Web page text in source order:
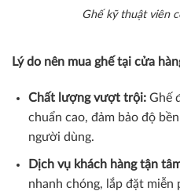
Ghế kỹ thuật viên
Lý do nên mua ghế tại cửa
Chất lượng vượt trội:Ghế
chuẩn cao, đảm bảo độ
người dùng.
Dịch vụ khách hàng tận
nhanh chóng, lắp đặt miễn